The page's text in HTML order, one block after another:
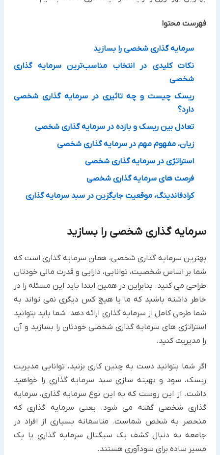
فهرست محتوا
سرمایه گذاری شخصی را بسازید
نکات کلیدی در انتخاب مناسب‌ترین سرمایه گذاری
شخصی
ریسک چیست و چه تاثیری در سرمایه گذاری شخصی
دارد؟
تعادل بین ریسک و بازده در سرمایه گذاری شخصی
زیان، مفهوم مهم در سرمایه گذاری شخصی
استراتژی در سرمایه گذاری شخصی
فرصت های سرمایه گذاری شخصی
کرادفاندینگ، موقعیت جایگزین در سبد سرمایه گذاری
سرمایه گذاری شخصی را بسازید
بهترین سرمایه گذاری شخصی، همان سرمایه گذاری است که
شما بر اساس شخصیت، توانایی، دارایی و قدرت مالی خودتان
طراحی می کنید. بنابراین در همین ابتدا باید این مسئله را در
خاطر داشته باشید که ما یا هیچ کس دیگری نمی تواند به
شما طرحی کامل از سرمایه گذاری ارائه دهد. شما باید بتوانید
استراتژی های سرمایه گذاری شخصی خودتان را بسازید و آن
را مدیریت کنید.
اگر شما بتوانید دست به چنین کاری بزنید، توانایی مدیریت
ریسک، سود و بهینه سازی سبد سرمایه گذاری را خواهید
داشت. از این روست که به این نوع سرمایه گذاری، سرمایه
گذاری شخصی گفته می شود. یعنی سرمایه گذاری که
منحصر به شخص شماست. متاسفانه بسیاری از افراد در
جامعه به دنبال کشف یک سیگنال سرمایه گذاری یا یک
مسیر ساده برای سودآوری هستند.